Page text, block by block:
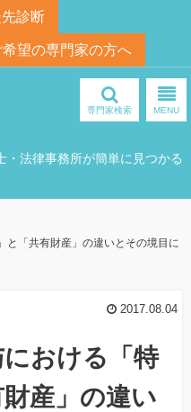
診断
望の専門家の方へ
・法律事務所が簡単に見つかる
専門家検索 MENU
「共有財産」の違いとその境目に
2017.08.04
おける「特
産」の違い